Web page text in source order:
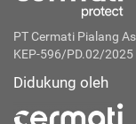
PT Cermati Pialang
KEP-596/PD.02/2025
Didukung oleh